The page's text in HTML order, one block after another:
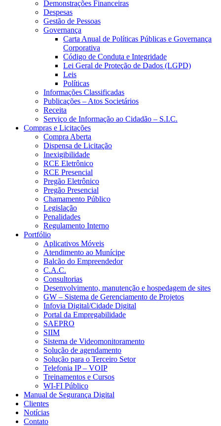
Demonstrações Financeiras
Despesas
Gestão de Pessoas
Governança
Carta Anual de Políticas Públicas e Governança
Corporativa
Código de Conduta e Integridade
Lei Geral de Proteção de Dados (LGPD)
Leis
Políticas
Informações Classificadas
Publicações – Atos Societários
Receita
Serviço de Informação ao Cidadão – S.I.C.
Compras e Licitações
Compra Aberta
Dispensa de Licitação
Inexigibilidade
RCE Eletrônico
RCE Presencial
Pregão Eletrônico
Pregão Presencial
Chamamento Público
Legislação
Penalidades
Regulamento Interno
Portfólio
Aplicativos Móveis
Atendimento ao Munícipe
Balcão do Empreendedor
C.A.C.
Consultorias
Desenvolvimento, manutenção e hospedagem de sites
GW – Sistema de Gerenciamento de Projetos
Infovia Digital/Cidade Digital
Portal da Empregabilidade
SAEPRO
SIIM
Sistema de Videomonitoramento
Solução de agendamento
Solução para o Terceiro Setor
Telefonia IP – VOIP
Treinamentos e Cursos
WI-FI Público
Manual de Segurança Digital
Clientes
Notícias
Contato